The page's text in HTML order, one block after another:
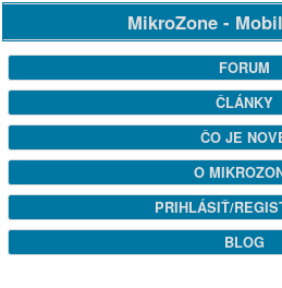
MikroZone -
FORUM
ČLÁNKY
ČO JE
O
PRIHLÁSIŤ/
BLOG